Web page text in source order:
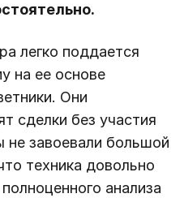
легко поддается
на ее основе
Они
сделки без участия
не завоевали большой
техника довольно
анализа